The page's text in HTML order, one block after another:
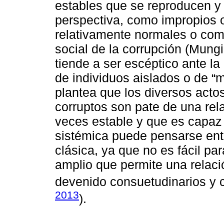
estables que se reproducen
perspectiva, como impropios
relativamente normales o
social de la corrupción
tiende a ser escéptico ante
de individuos aislados o de
plantea que los diversos
corruptos son pate de una
veces estable y que es
sistémica puede pensarse
clásica, ya que no es fácil
amplio que permite una
devenido consuetudinarios y
2013).